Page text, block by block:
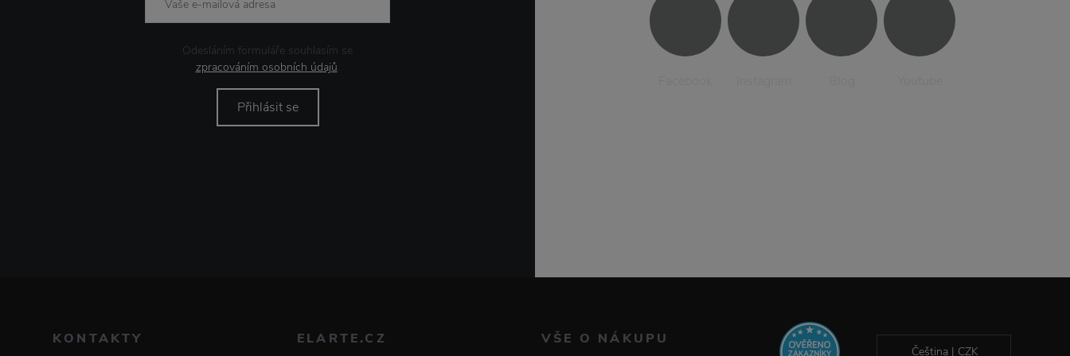
Odesláním formuláře souhlasím se
zpracováním osobních údajů.
Přihlásit se
KONTAKTY ELARTE.CZ VŠE O NÁKUPU
Čeština | CZK